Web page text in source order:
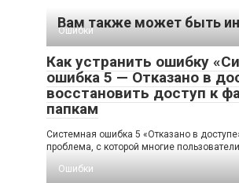
Вам также может быть
Ошибки
Как устранить ошибку
ошибка 5 — Отказано в
восстановить доступ к
папкам
Системная ошибка 5 «Отказано в
проблема, с которой многие
Ошибки